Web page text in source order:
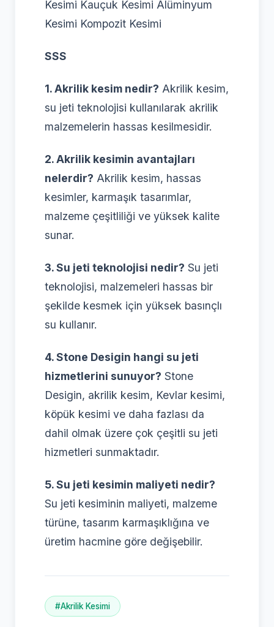
Kesimi Kauçuk Kesimi Alüminyum
Kesimi Kompozit Kesimi
SSS
1. Akrilik kesim nedir? Akrilik kesim,
su jeti teknolojisi kullanılarak akrilik
malzemelerin hassas kesilmesidir.
2. Akrilik kesimin avantajları
nelerdir? Akrilik kesim, hassas
kesimler, karmaşık tasarımlar,
malzeme çeşitliliği ve yüksek kalite
sunar.
3. Su jeti teknolojisi nedir? Su jeti
teknolojisi, malzemeleri hassas bir
şekilde kesmek için yüksek basınçlı
su kullanır.
4. Stone Desigin hangi su jeti
hizmetlerini sunuyor? Stone
Desigin, akrilik kesim, Kevlar kesimi,
köpük kesimi ve daha fazlası da
dahil olmak üzere çok çeşitli su jeti
hizmetleri sunmaktadır.
5. Su jeti kesimin maliyeti nedir?
Su jeti kesiminin maliyeti, malzeme
türüne, tasarım karmaşıklığına ve
üretim hacmine göre değişebilir.
#Akrilik Kesimi